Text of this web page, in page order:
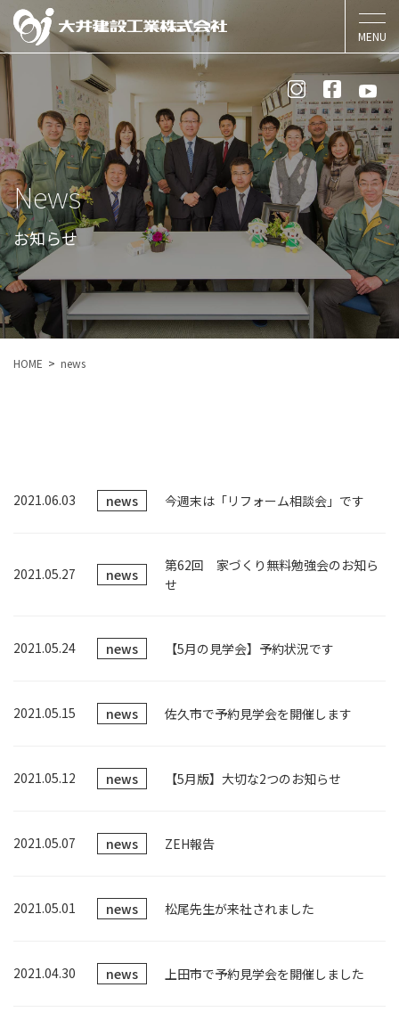
News
お知らせ
HOME news
2021.06.03 news 今週末は「リフォーム相談会」です
2021.05.27 news
第62回 家づくり無料勉強会のお知ら
せ
2021.05.24 news 【5月の見学会】予約状況です
2021.05.15 news 佐久市で予約見学会を開催します
2021.05.12 news 【5月版】大切な2つのお知らせ
2021.05.07 news ZEH報告
2021.05.01 news 松尾先生が来社されました
2021.04.30 news 上田市で予約見学会を開催しました